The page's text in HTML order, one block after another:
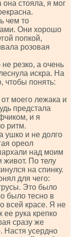
она стояла, я мог
чем то
Они хорошо
попкой,
розовая
резко, а очень
искра. На
чтобы понять:
моего лежака и
предстала
и я
ритм.
ушко и не долго
ореол
над моим
живот. По телу
на спинку.
для чего:
Это было
было тесно в
всей красе. Я не
ее рука крепко
сразу же
Настя усердно